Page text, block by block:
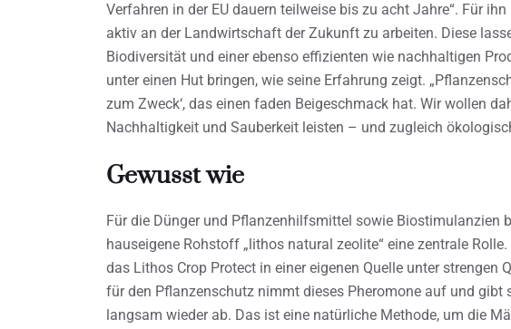
Verfahren in der EU dauern teilweise bis zu acht Jahre“. Für
aktiv an der Landwirtschaft der Zukunft zu arbeiten. Diese
Biodiversität und einer ebenso effizienten wie nachhaltigen
unter einen Hut bringen, wie seine Erfahrung zeigt.
zum Zweck‘, das einen faden Beigeschmack hat. Wir wollen
Nachhaltigkeit und Sauberkeit leisten – und zugleich
Gewusst wie
Für die Dünger und Pflanzenhilfsmittel sowie Biostimulanzien
hauseigene Rohstoff „lithos natural zeolite“ eine zentrale
das Lithos Crop Protect in einer eigenen Quelle unter strengen
für den Pflanzenschutz nimmt dieses Pheromone auf und gibt
langsam wieder ab. Das ist eine natürliche Methode, um die